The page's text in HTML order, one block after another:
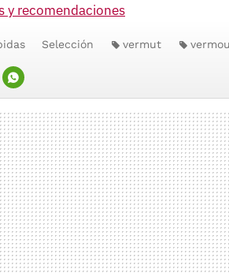
y recomendaciones
WHATSAPP
Selección vermut